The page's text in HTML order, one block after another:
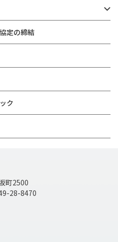
定の締結
ク
町2500
28-8470
開く